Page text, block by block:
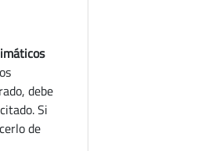
debe
Si
de